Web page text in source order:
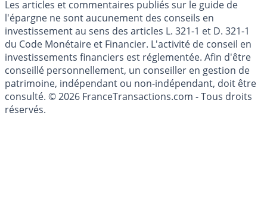
Les articles et commentaires publiés sur le guide de
l'épargne ne sont aucunement des conseils en
investissement au sens des articles L. 321-1 et D. 321-1
du Code Monétaire et Financier. L'activité de conseil en
investissements financiers est réglementée. Afin d'être
conseillé personnellement, un conseiller en gestion de
patrimoine, indépendant ou non-indépendant, doit être
consulté. © 2026 FranceTransactions.com - Tous droits